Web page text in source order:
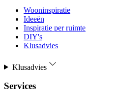
Wooninspiratie
Ideeën
Inspiratie per ruimte
DIY's
Klusadvies
Klusadvies
Services